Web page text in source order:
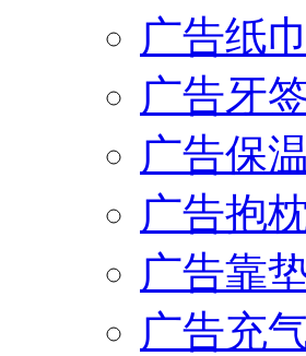
广告纸
广告牙
广告保
广告抱
广告靠
广告充